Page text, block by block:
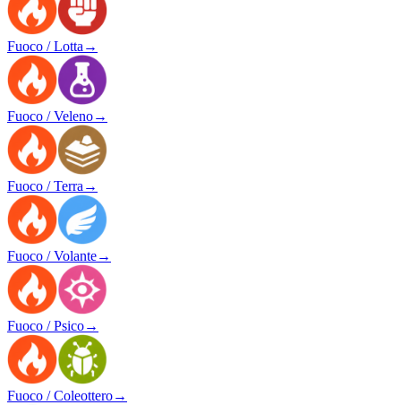
Fuoco / Lotta →
Fuoco / Veleno→
Fuoco / Terra →
Fuoco / Volante→
Fuoco / Psico→
Fuoco / Coleottero→